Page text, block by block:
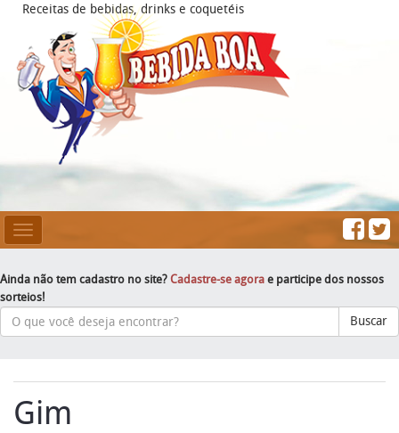
Receitas de bebidas, drinks e coquetéis
Mesclar
Navegação
Ainda não tem cadastro no site? Cadastre-se agora e participe dos nossos
sorteios!
Buscar
Gim